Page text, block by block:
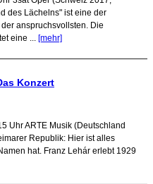
des Lächelns" ist eine der
anspruchsvollsten. Die
eine ... [mehr]
Konzert
Uhr ARTE Musik (Deutschland
Republik: Hier ist alles
hat. Franz Lehár erlebt 1929